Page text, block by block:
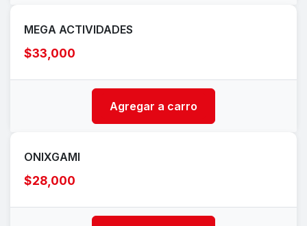
MEGA ACTIVIDADES
$33,000
Agregar a carro
ONIXGAMI
$28,000